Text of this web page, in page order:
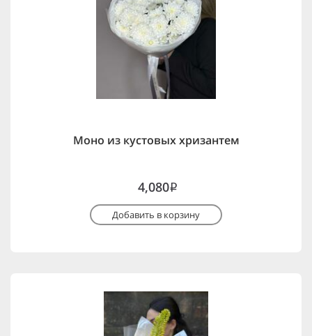
Моно из кустовых хризантем
4,080i
Добавить в корзину